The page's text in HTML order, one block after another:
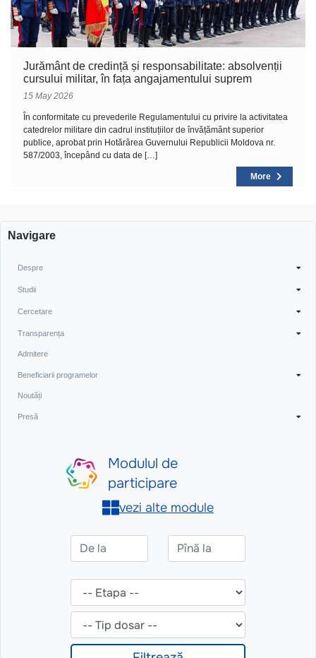
Jurământ de credință și responsabilitate: absolvenții
cursului militar, în fața angajamentului suprem
15 May 2026
În conformitate cu prevederile Regulamentului cu privire la activitatea
catedrelor militare din cadrul instituțiilor de învățământ superior
publice, aprobat prin Hotărârea Guvernului Republicii Moldova nr.
587/2003, începând cu data de […]
More
Navigare
Despre
Studii
Cercetare
Transparența
Admitere
Beneficiarii programelor
Noutăți
Presă